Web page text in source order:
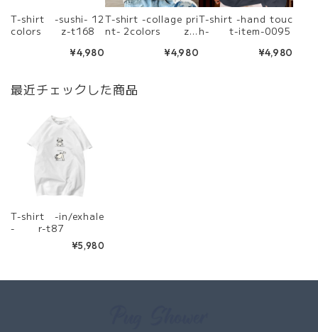
T-shirt -sushi- 12
colors z-t168
¥4,980
T-shirt -collage pri
nt- 2colors z-t
¥4,980
T-shirt -hand touc
h- t-item-0095
¥4,980
最近チェックした商品
T-shirt -in/exhale
- r-t87
¥5,980